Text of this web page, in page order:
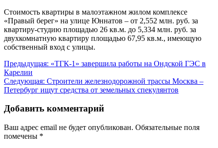
Стоимость квартиры в малоэтажном жилом комплексе
«Правый берег» на улице Юннатов – от 2,552 млн. руб. за
квартиру-студию площадью 26 кв.м. до 5,334 млн. руб. за
двухкомнатную квартиру площадью 67,95 кв.м., имеющую
собственный вход с улицы.
Навигация
по
записям
Предыдущая: «ТГК-1» завершила работы на Ондской ГЭС в
Карелии
Следующая: Строители железнодорожной трассы Москва –
Петербург ищут средства от земельных спекулянтов
Добавить комментарий
Ваш адрес email не будет опубликован. Обязательные поля
помечены *